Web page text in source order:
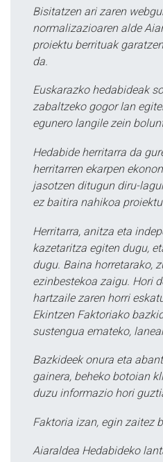
Bisitatzen ari zaren
normalizazioaren alde
proiektu berrituak
da.
Euskarazko hedabideak
zabaltzeko gogor lan
egunero langile zein
Hedabide herritarra da
herritarren ekarpen
jasotzen ditugun diru-
ez baitira nahikoa
Herritarra, anitza eta
kazetaritza egiten dugu,
dugu. Baina horretarako,
ezinbestekoa zaigu. Hori
hartzaile zaren horri
Ekintzen Faktoriako
sustengua emateko,
Bazkideek onura eta
gainera, beheko botoian
duzu informazio hori
Faktoria izan, egin zaitez
Aiaraldea Hedabideko